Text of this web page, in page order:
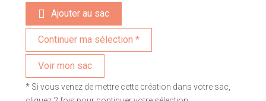
Ajouter au sac
Voir mon sac
* Si vous venez de mettre cette création dans votre sac,